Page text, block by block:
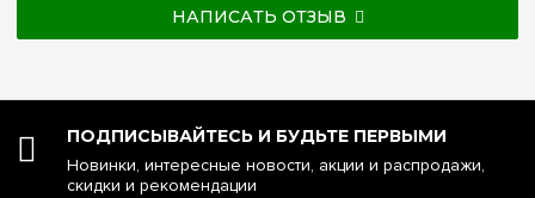
НАПИСАТЬ ОТЗЫВ
ПОДПИСЫВАЙТЕСЬ И БУДЬТЕ ПЕРВЫМИ
Новинки, интересные новости, акции и распродажи,
скидки и рекомендации